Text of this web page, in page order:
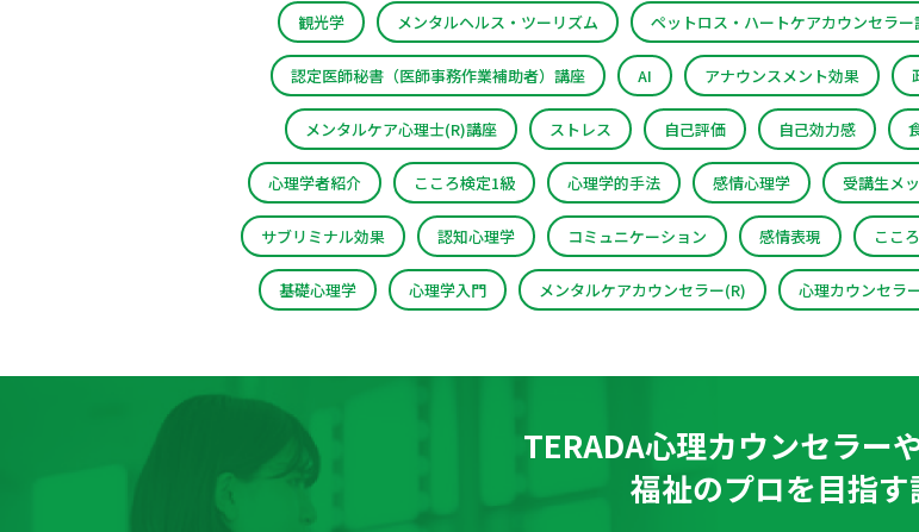
観光学 メンタルヘルス・ツーリズム ペットロス・ハートケアカウンセラー
認定医師秘書（医師事務作業補助者）講座 AI アナウンスメント効果
メンタルケア心理士(R)講座 ストレス 自己評価 自己効力感
心理学者紹介 こころ検定1級 心理学的手法 感情心理学 受講生メ
サブリミナル効果 認知心理学 コミュニケーション 感情表現 ここ
基礎心理学 心理学入門 メンタルケアカウンセラー(R) 心理カウンセラ
TERADA心理カウンセラー
福祉のプロを目指す